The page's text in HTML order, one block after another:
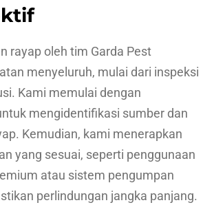
rayap oleh tim Garda Pest
menyeluruh, mulai dari inspeksi
Kami memulai dengan
mengidentifikasi sumber dan
Kemudian, kami menerapkan
yang sesuai, seperti penggunaan
atau sistem pengumpan
perlindungan jangka panjang.